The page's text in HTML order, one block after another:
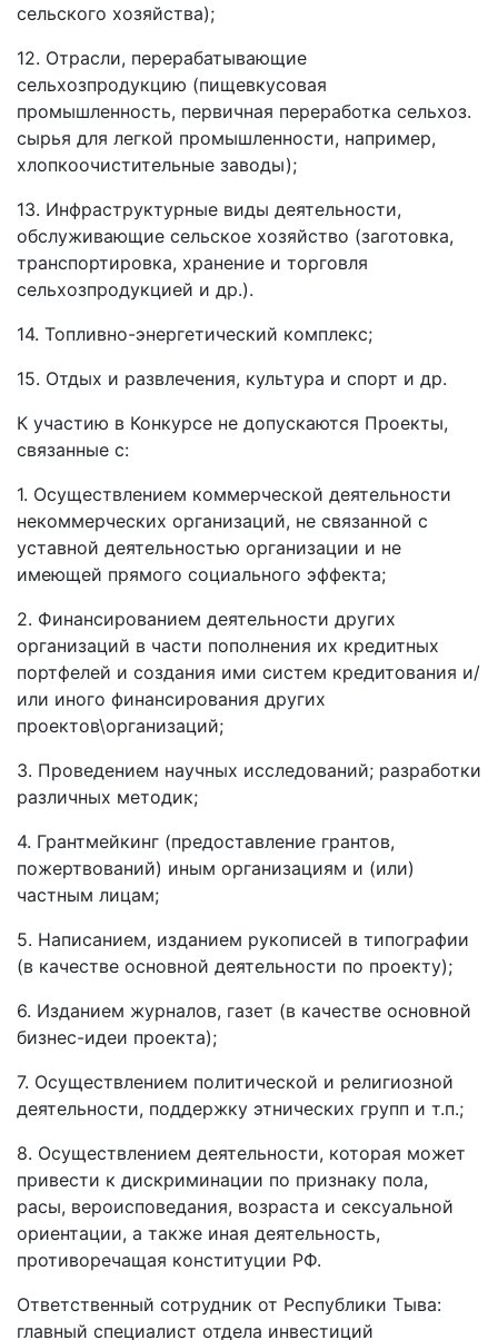
сельского хозяйства);
12. Отрасли, перерабатывающие
сельхозпродукцию (пищевкусовая
промышленность, первичная переработка сельхоз.
сырья для легкой промышленности, например,
хлопкоочистительные заводы);
13. Инфраструктурные виды деятельности,
обслуживающие сельское хозяйство (заготовка,
транспортировка, хранение и торговля
сельхозпродукцией и др.).
14. Топливно-энергетический комплекс;
15. Отдых и развлечения, культура и спорт и др.
К участию в Конкурсе не допускаются Проекты,
связанные с:
1. Осуществлением коммерческой деятельности
некоммерческих организаций, не связанной с
уставной деятельностью организации и не
имеющей прямого социального эффекта;
2. Финансированием деятельности других
организаций в части пополнения их кредитных
портфелей и создания ими систем кредитования и/
или иного финансирования других
проектов\организаций;
3. Проведением научных исследований; разработки
различных методик;
4. Грантмейкинг (предоставление грантов,
пожертвований) иным организациям и (или)
частным лицам;
5. Написанием, изданием рукописей в типографии
(в качестве основной деятельности по проекту);
6. Изданием журналов, газет (в качестве основной
бизнес-идеи проекта);
7. Осуществлением политической и религиозной
деятельности, поддержку этнических групп и т.п.;
8. Осуществлением деятельности, которая может
привести к дискриминации по признаку пола,
расы, вероисповедания, возраста и сексуальной
ориентации, а также иная деятельность,
противоречащая конституции РФ.
Ответственный сотрудник от Республики Тыва:
главный специалист отдела инвестиций